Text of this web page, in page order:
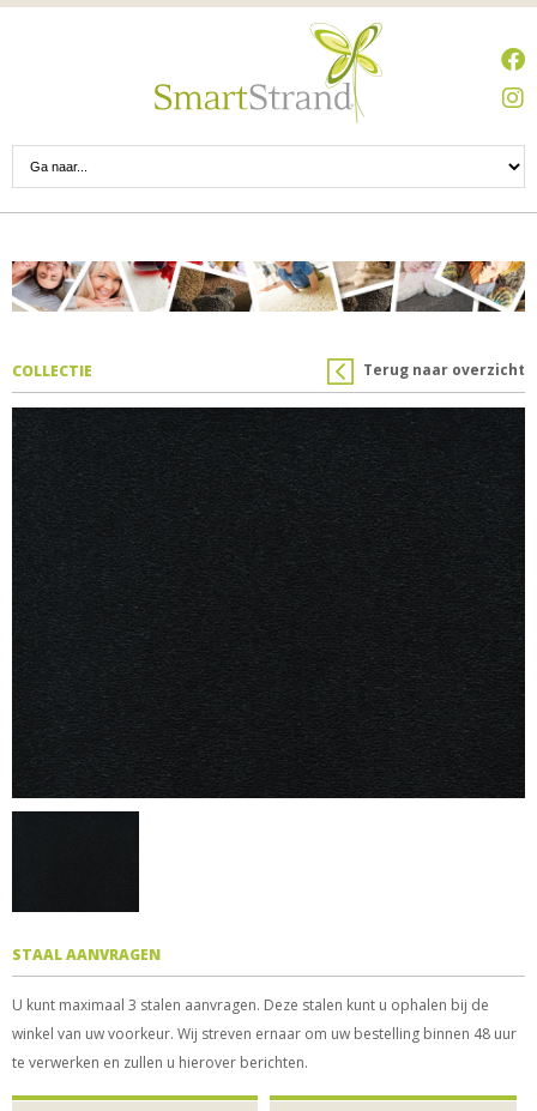
Terug naar overzicht
COLLECTIE
STAAL AANVRAGEN
U kunt maximaal 3 stalen aanvragen. Deze stalen kunt u ophalen bij de
winkel van uw voorkeur. Wij streven ernaar om uw bestelling binnen 48 uur
te verwerken en zullen u hierover berichten.